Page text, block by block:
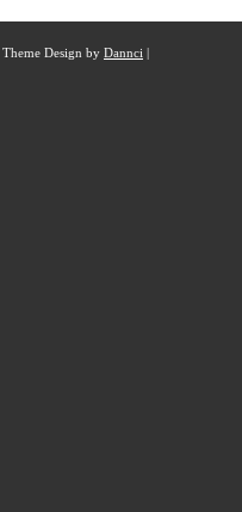
Theme Design by Dannci |